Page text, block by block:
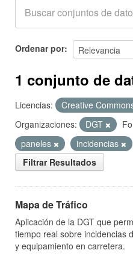
Ordenar por
1 conjunto de
Licencias:
Creative
Organizaciones:
DGT
paneles
incidencias
Filtrar Resultados
Mapa de Tráfico
Aplicación de la DGT que
tiempo real sobre incidencias
y equipamiento en carretera.